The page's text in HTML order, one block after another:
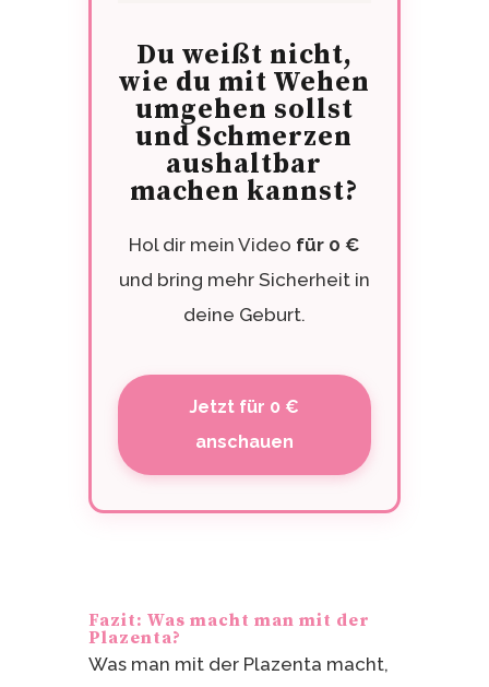
Du weißt nicht,
wie du mit Wehen
umgehen sollst
und Schmerzen
aushaltbar
machen kannst?
Hol dir mein Video für 0 €
und bring mehr Sicherheit in
deine Geburt.
Jetzt für 0 €
anschauen
Fazit: Was macht man mit der
Plazenta?
Was man mit der Plazenta macht,